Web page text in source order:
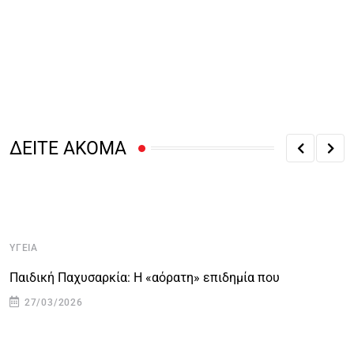
ΔΕΙΤΕ ΑΚΟΜΑ
ΥΓΕΊΑ
Παιδική Παχυσαρκία: Η «αόρατη» επιδημία που
27/03/2026